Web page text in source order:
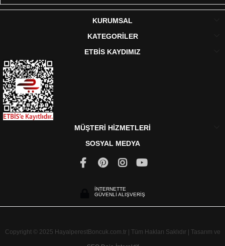
KURUMSAL
KATEGORİLER
ETBİS KAYDIMIZ
MÜŞTERİ HİZMETLERİ
SOSYAL MEDYA
İNTERNETTE
GÜVENLİ ALIŞVERİŞ
Copyright © 2025 HayalperestBoncuk.com.tr | Tüm Hakları Saklıdır | Tasarım ve